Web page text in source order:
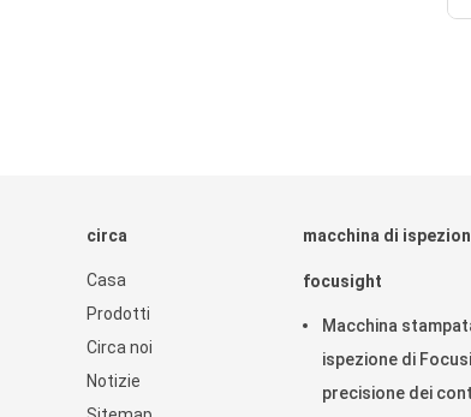
circa
Casa
Prodotti
Circa noi
Notizie
macchina di
focusight
Macchina
ispezione di
precisione dei